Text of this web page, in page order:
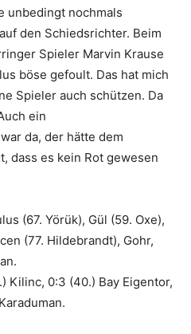
unbedingt nochmals
den Schiedsrichter. Beim
Spieler Marvin Krause
böse gefoult. Das hat mich
Spieler auch schützen. Da
ein
da, der hätte dem
dass es kein Rot gewesen
(67. Yörük), Gül (59. Oxe),
(77. Hildebrandt), Gohr,
Kilinc, 0:3 (40.) Bay Eigentor,